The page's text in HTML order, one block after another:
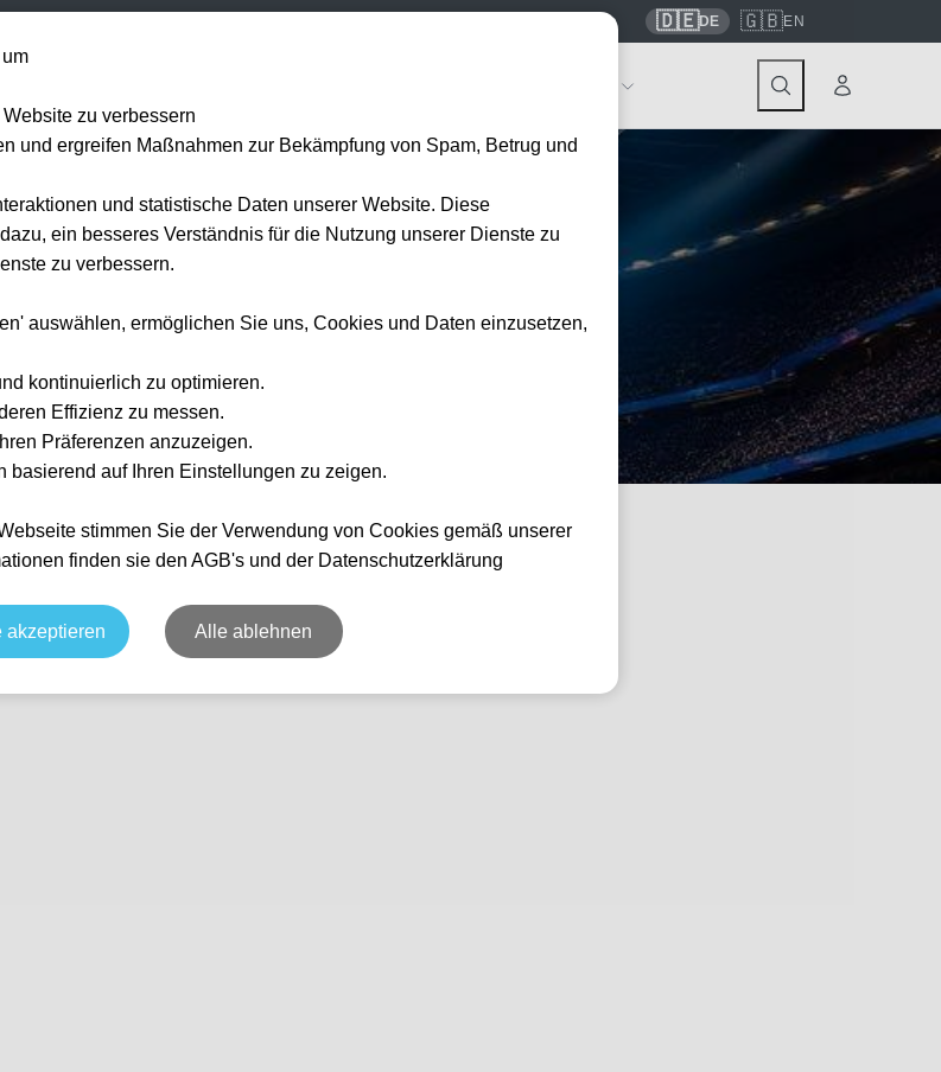
contact@tickwell-travel.de 🇩🇪DE 🇬🇧EN
Home Europa League Tickets 2026
League live — spannende K.o.-Runden und das große Finale.
Nichts gefunden...
zu verbessern
und ergreifen Maßnahmen zur Bekämpfung von Spam, Betrug und
und statistische Daten unserer Website. Diese
ein besseres Verständnis für die Nutzung unserer Dienste zu
zu verbessern.
auswählen, ermöglichen Sie uns, Cookies und Daten einzusetzen,
kontinuierlich zu optimieren.
Effizienz zu messen.
Präferenzen anzuzeigen.
basierend auf Ihren Einstellungen zu zeigen.
stimmen Sie der Verwendung von Cookies gemäß unserer
finden sie den AGB's und der Datenschutzerklärung
akzeptieren Alle ablehnen